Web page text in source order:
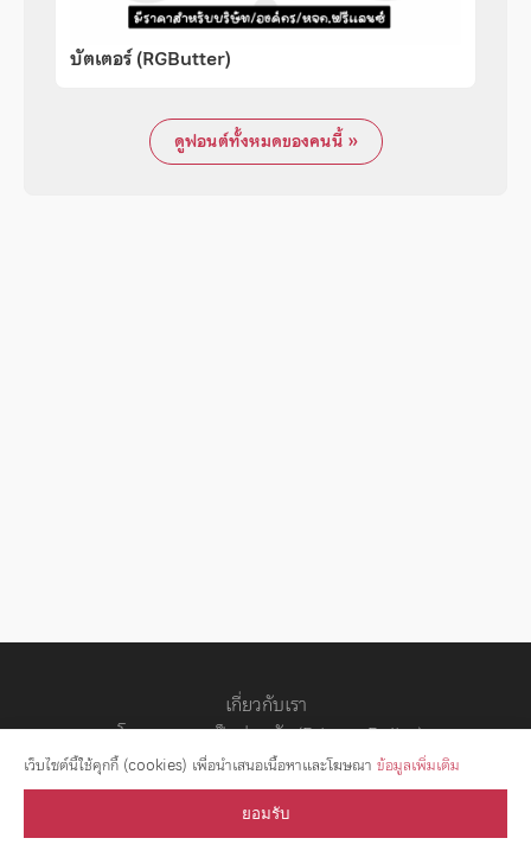
บัตเตอร์ (RGButter)
ดูฟอนต์ทั้งหมดของคนนี้ »
เกี่ยวกับเรา
นโยบายความเป็นส่วนตัว (Privacy Policy)
สัญญาอนุญาต
เว็บไซต์นี้ใช้คุกกี้ (cookies) เพื่อนำเสนอเนื้อหาและโฆษณา ข้อมูลเพิ่มเติม
ยอมรับ